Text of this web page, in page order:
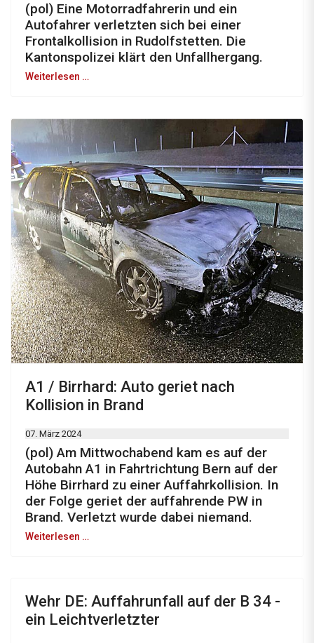
(pol) Eine Motorradfahrerin und ein
Autofahrer verletzten sich bei einer
Frontalkollision in Rudolfstetten. Die
Kantonspolizei klärt den Unfallhergang.
Weiterlesen …
A1 / Birrhard: Auto geriet nach
Kollision in Brand
07. März 2024
(pol) Am Mittwochabend kam es auf der
Autobahn A1 in Fahrtrichtung Bern auf der
Höhe Birrhard zu einer Auffahrkollision. In
der Folge geriet der auffahrende PW in
Brand. Verletzt wurde dabei niemand.
Weiterlesen …
Wehr DE: Auffahrunfall auf der B 34 -
ein Leichtverletzter